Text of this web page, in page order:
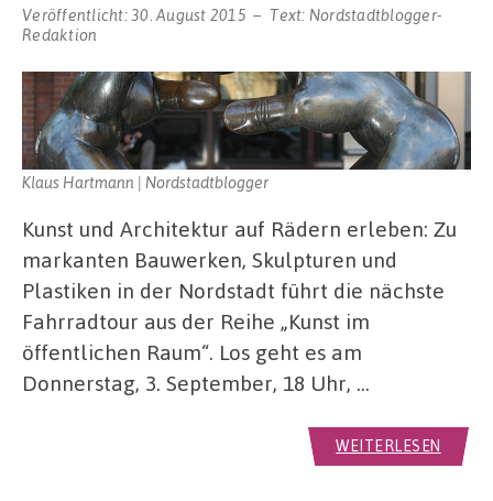
Veröffentlicht:30. August 2015 Text: Nordstadtblogger-
Redaktion
Klaus Hartmann | Nordstadtblogger
Kunst und Architektur auf Rädern erleben: Zu
markanten Bauwerken, Skulpturen und
Plastiken in der Nordstadt führt die nächste
Fahrradtour aus der Reihe „Kunst im
öffentlichen Raum“. Los geht es am
Donnerstag, 3. September, 18 Uhr, …
WEITERLESEN